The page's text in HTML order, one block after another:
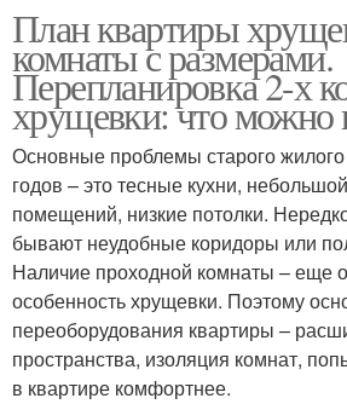
План квартиры
комнаты с размерами.
Перепланировка 2-х
хрущевки: что можно
Основные проблемы старого
годов – это тесные кухни,
помещений, низкие потолки.
бывают неудобные коридоры или
Наличие проходной комнаты – еще
особенность хрущевки. Поэтому
переоборудования квартиры –
пространства, изоляция комнат,
в квартире комфортнее.